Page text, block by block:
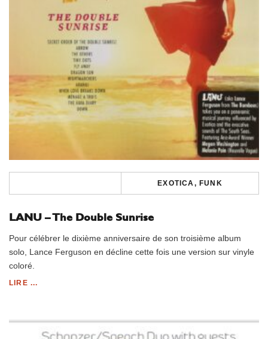
EXOTICA, FUNK
LANU – The Double Sunrise
Pour célébrer le dixième anniversaire de son troisième album
solo, Lance Ferguson en décline cette fois une version sur vinyle
coloré.
LIRE ...